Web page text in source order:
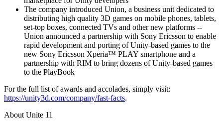
The company introduced Union, a business unit dedicated to
distributing high quality 3D games on mobile phones, tablets,
set-top boxes, connected TVs and other new platforms --
Union announced a partnership with Sony Ericsson to enable
rapid development and porting of Unity-based games to the
new Sony Ericsson Xperia™ PLAY smartphone and a
partnership with RIM to bring dozens of Unity-based games
to the PlayBook
For the full list of awards and accolades, simply visit:
https://unity3d.com/company/fast-facts.
About Unite 11